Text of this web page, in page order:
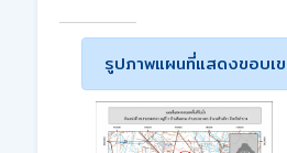
รูปภาพแผนที่แสดงขอบเ